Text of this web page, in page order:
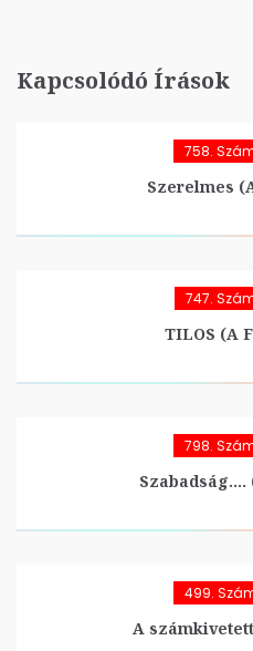
Kapcsolódó Írások
758.
Szerelmes
747.
TILOS (A
798.
Szabadság….
499.
A